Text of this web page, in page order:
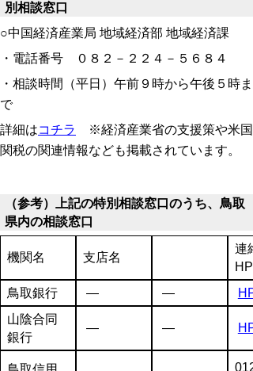
別相談窓口
○中国経済産業局 地域経済部 地域経済課
・電話番号 ０８２－２２４－５６８４
・相談時間（平日）午前９時から午後５時ま
で
詳細はコチラ
※経済産業省の支援策や米国
関税の関連情報なども掲載されています。
（参考）上記の特別相談窓口のうち、鳥取
県内の相談窓口
機関名 支店名
連
HP
鳥取銀行
― ―
HP
山陰合同
銀行
― ― HP